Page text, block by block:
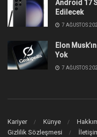
0
Paylaşım